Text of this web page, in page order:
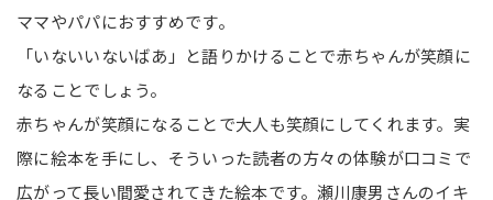
ママやパパにおすすめです。
「いないいないばあ」と語りかけることで赤ちゃんが笑顔に
なることでしょう。
赤ちゃんが笑顔になることで大人も笑顔にしてくれます。実
際に絵本を手にし、そういった読者の方々の体験が口コミで
広がって長い間愛されてきた絵本です。瀬川康男さんのイキ